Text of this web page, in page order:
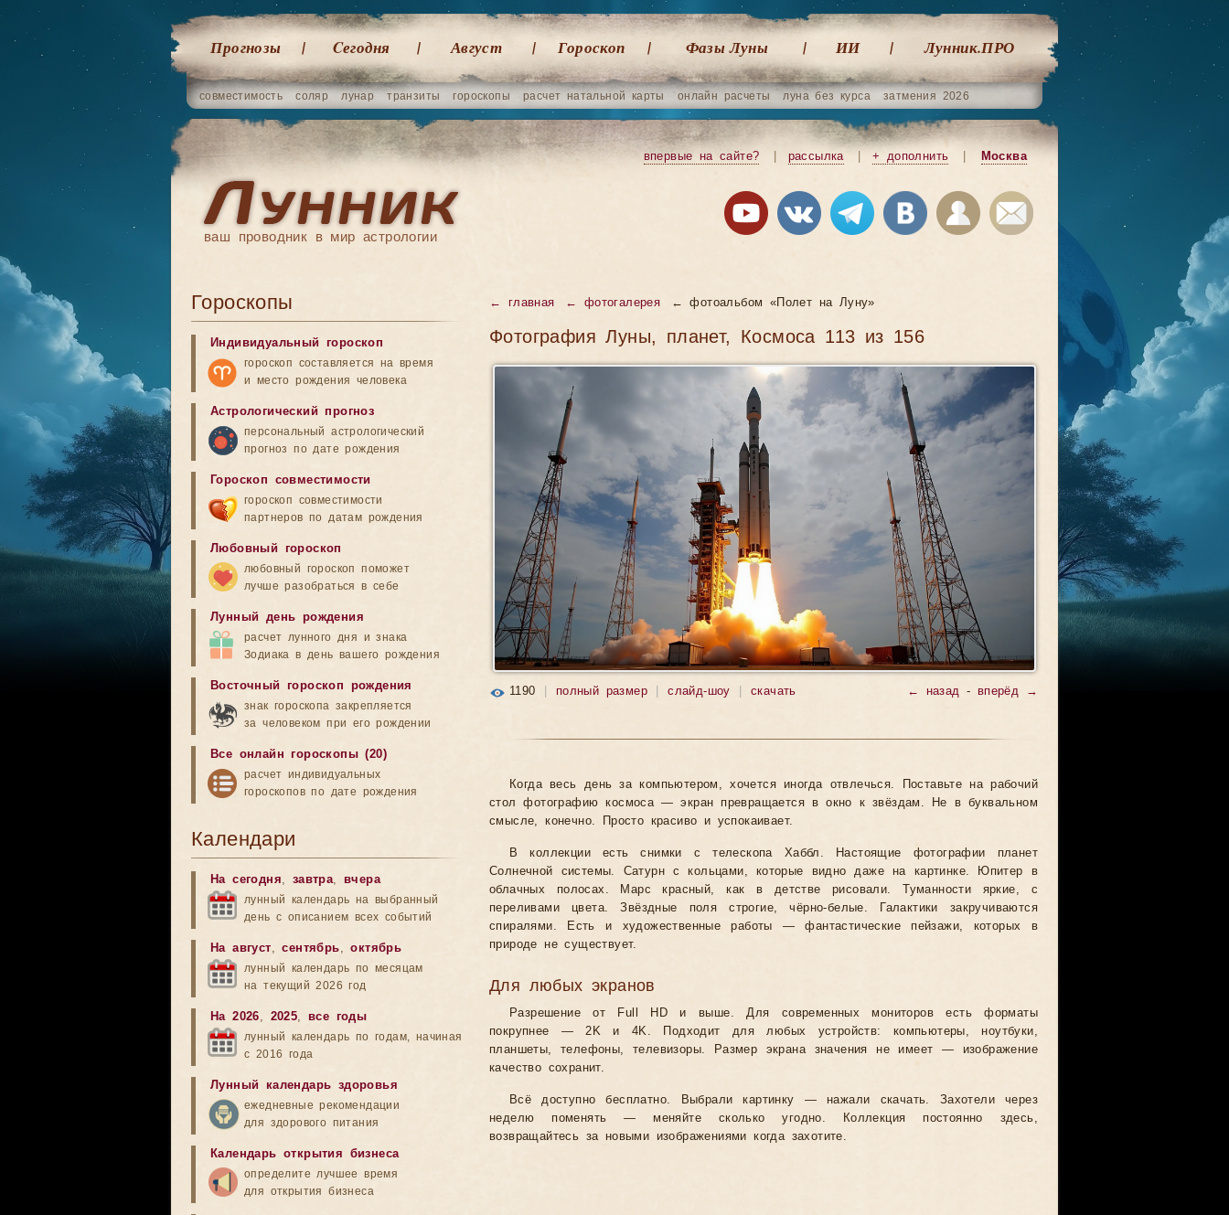
Прогнозы Cегодня Август Гороскоп Фазы Луны ИИ Лунник.ПРО
совместимость соляр лунар транзиты гороскопы расчет натальной карты онлайн расчеты луна без курса затмения 2026
ваш проводник в мир астрологии
впервые на сайте? рассылка + дополнить Москва
← главная ← фотогалерея ← фотоальбом «Полет на Луну»
Фотография Луны, планет, Космоса 113 из 156
1190 полный размер слайд-шоу скачать ← назад - вперёд →
Когда весь день за компьютером, хочется иногда отвлечься. Поставьте на рабочий
стол фотографию космоса — экран превращается в окно к звёздам. Не в буквальном
смысле, конечно. Просто красиво и успокаивает.
В коллекции есть снимки с телескопа Хаббл. Настоящие фотографии планет
Солнечной системы. Сатурн с кольцами, которые видно даже на картинке. Юпитер в
облачных полосах. Марс красный, как в детстве рисовали. Туманности яркие, с
переливами цвета. Звёздные поля строгие, чёрно-белые. Галактики закручиваются
спиралями. Есть и художественные работы — фантастические пейзажи, которых в
природе не существует.
Для любых экранов
Разрешение от Full HD и выше. Для современных мониторов есть форматы
покрупнее — 2K и 4K. Подходит для любых устройств: компьютеры, ноутбуки,
планшеты, телефоны, телевизоры. Размер экрана значения не имеет — изображение
качество сохранит.
Всё доступно бесплатно. Выбрали картинку — нажали скачать. Захотели через
неделю поменять — меняйте сколько угодно. Коллекция постоянно здесь,
возвращайтесь за новыми изображениями когда захотите.
Гороскопы
Индивидуальный гороскоп
гороскоп составляется на время
и место рождения человека
Астрологический прогноз
персональный астрологический
прогноз по дате рождения
Гороскоп совместимости
гороскоп совместимости
партнеров по датам рождения
Любовный гороскоп
любовный гороскоп поможет
лучше разобраться в себе
Лунный день рождения
расчет лунного дня и знака
Зодиака в день вашего рождения
Восточный гороскоп рождения
знак гороскопа закрепляется
за человеком при его рождении
Все онлайн гороскопы (20)
расчет индивидуальных
гороскопов по дате рождения
Календари
На сегодня, завтра,вчера
лунный календарь на выбранный
день с описанием всех событий
На август,сентябрь,октябрь
лунный календарь по месяцам
на текущий 2026 год
На 2026, 2025,все годы
лунный календарь по годам, начиная
с 2016 года
Лунный календарь здоровья
ежедневные рекомендации
для здорового питания
Календарь открытия бизнеса
определите лучшее время
для открытия бизнеса